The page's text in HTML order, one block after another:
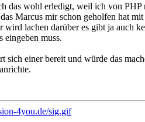
das wohl erledigt, weil ich von
Marcus mir schon geholfen hat
wird lachen darüber es gibt ja auch
eingeben muss.
sich einer bereit und würde das